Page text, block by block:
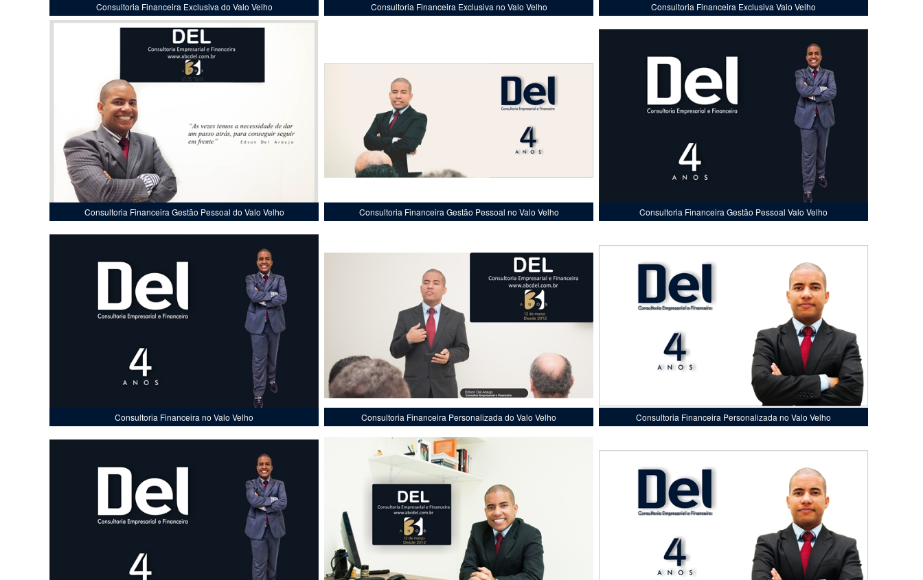
Consultoria Financeira Exclusiva do Valo Velho Consultoria Financeira Exclusiva no Valo Velho Consultoria Financeira Exclusiva Valo Velho
Consultoria Financeira Gestão Pessoal do Valo Velho Consultoria Financeira Gestão Pessoal no Valo Velho Consultoria Financeira Gestão Pessoal Valo Velho
Consultoria Financeira no Valo Velho Consultoria Financeira Personalizada do Valo Velho Consultoria Financeira Personalizada no Valo Velho